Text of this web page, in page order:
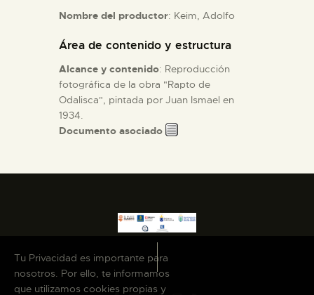
ESPAÑOL
Nombre del productor: Keim, Adolfo
Área de contenido y estructura
Alcance y contenido: Reproducción
fotográfica de la obra "Rapto de
Odalisca", pintada por Juan Ismael en
1934.
Documento asociado
Tu Privacidad es importante para
nosotros. Por ello, te informamos
que utilizamos cookies propias y